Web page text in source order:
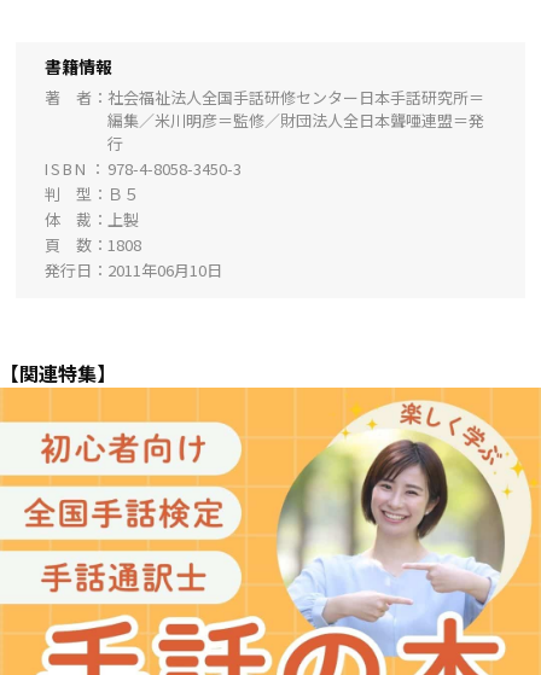
書籍情報
著 者
社会福祉法人全国手話研修センター日本手話研究所＝
編集／米川明彦＝監修／財団法人全日本聾唖連盟＝発
行
ISBN
978-4-8058-3450-3
判 型
Ｂ５
体 裁
上製
頁 数
1808
発行日
2011年06月10日
【関連特集】